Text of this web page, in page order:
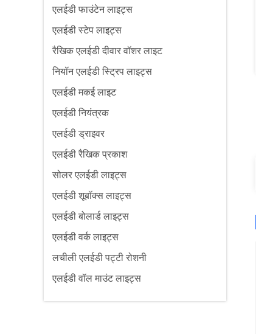
एलईडी फाउंटेन लाइट्स
एलईडी स्टेप लाइट्स
रैखिक एलईडी दीवार वॉशर लाइट
नियॉन एलईडी स्ट्रिप लाइट्स
एलईडी मकई लाइट
एलईडी नियंत्रक
एलईडी ड्राइवर
एलईडी रैखिक प्रकाश
सोलर एलईडी लाइट्स
एलईडी शूबॉक्स लाइट्स
एलईडी बोलार्ड लाइट्स
एलईडी वर्क लाइट्स
लचीली एलईडी पट्टी रोशनी
एलईडी वॉल माउंट लाइट्स